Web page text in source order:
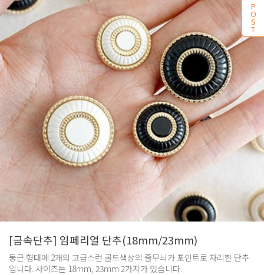
P
O
S
T
[금속단추] 임페리얼 단추(18mm/23mm)
둥근 형태에 2개의 고급스런 골드색상의 줄무늬가 포인트로 자리한 단추
입니다. 사이즈는 18mm, 23mm 2가지가 있습니다.